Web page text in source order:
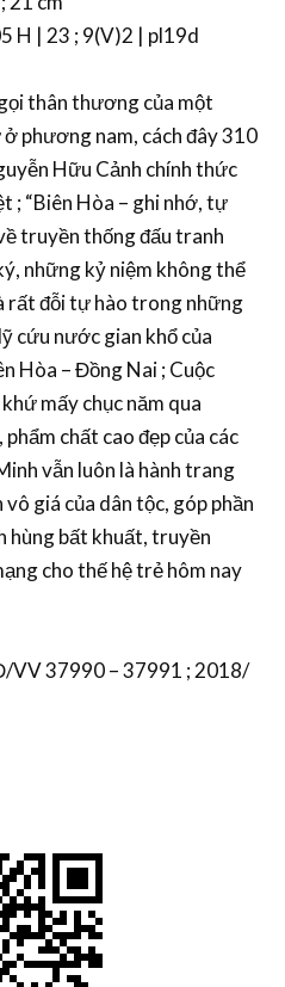
H | 23 ; 9(V)2 | pl19d
thân thương của một
phương nam, cách đây 310
Hữu Cảnh chính thức
; “Biên Hòa – ghi nhớ, tự
truyền thống đấu tranh
những kỷ niệm không thể
rất đỗi tự hào trong những
cứu nước gian khổ của
Hòa – Đồng Nai ; Cuộc
mấy chục năm qua
chất cao đẹp của các
vẫn luôn là hành trang
giá của dân tộc, góp phần
hùng bất khuất, truyền
cho thế hệ trẻ hôm nay
VV 37990 – 37991 ; 2018/